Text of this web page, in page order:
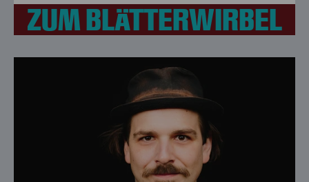
ZUM BLÄTTERWIRBEL